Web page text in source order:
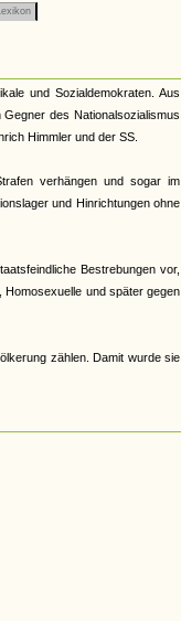
und Sozialdemokraten. Aus
des Nationalsozialismus
Himmler und der SS.
verhängen und sogar im
und Hinrichtungen ohne
Bestrebungen vor,
Homosexuelle und später gegen
zählen. Damit wurde sie